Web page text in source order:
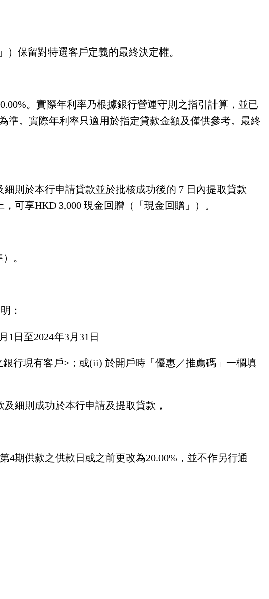
」）保留對特選客戶定義的最終決定權。
。實際年利率乃根據銀行營運守則之指引計算，並已
準。實際年利率只適用於指定貸款金額及僅供參考。最終
則於本行申請貸款並於批核成功後的 7 日內提取貸款
可享HKD 3,000 現金回贈（「現金回贈」）。
。
：
1日至2024年3月31日
行現有客戶>；或(ii) 於開戶時「優惠／推薦碼」一欄填
細則成功於本行申請及提取貸款，
4期供款之供款日或之前更改為20.00%，並不作另行通